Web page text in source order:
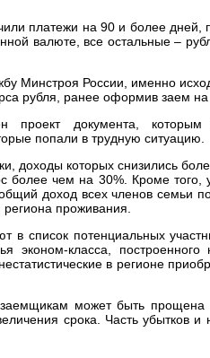
платежи на 90 и более дней,
валюте, все остальные –
Минстроя России, именно
рубля, ранее оформив заем
проект документа, которым
попали в трудную ситуацию.
доходы которых снизились
более чем на 30%. Кроме того,
доход всех членов семьи
проживания.
в список потенциальных
эконом-класса,
в регионе
может быть прощена
срока. Часть убытков и